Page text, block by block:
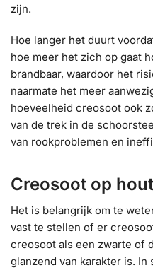
zijn.
Hoe langer het duurt
hoe meer het zich op gaat
brandbaar, waardoor het
naarmate het meer
hoeveelheid creosoot ook
van de trek in de
van rookproblemen en
Creosoot op
Het is belangrijk om te
vast te stellen of er
creosoot als een zwarte of
glanzend van karakter is.